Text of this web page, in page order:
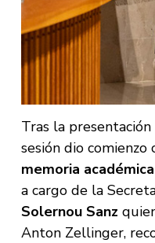
Tras la
sesión dio
memoria académica
a cargo de la
Solernou Sanz
Anton Zellinger,